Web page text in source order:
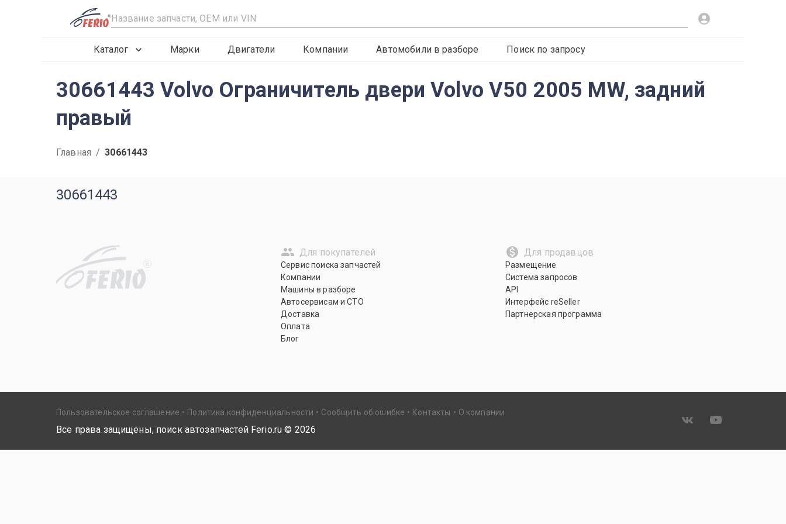
R
Каталог Марки Двигатели Компании Автомобили в разборе Поиск по запросу
30661443 Volvo Ограничитель двери Volvo V50 2005 MW, задний
правый
Главная / 30661443
30661443
R
Для покупателей
Сервис поиска запчастей
Компании
Машины в разборе
Автосервисам и СТО
Доставка
Оплата
Блог
Для продавцов
Размещение
Система запросов
API
Интерфейс reSeller
Партнерская программа
Пользовательское соглашение Политика конфиденциальности Сообщить об ошибке Контакты О компании
Все права защищены, поиск автозапчастей Ferio.ru © 2026